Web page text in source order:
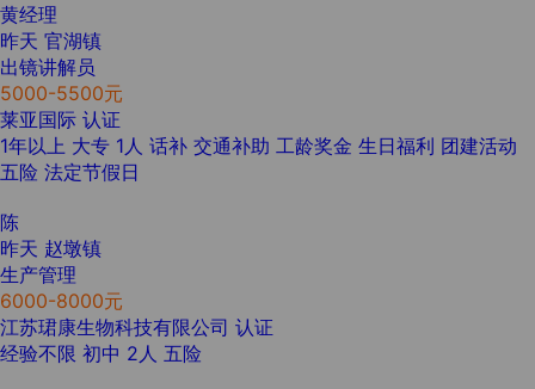
黄经理
昨天 官湖镇
出镜讲解员
5000-5500元
莱亚国际 认证
1年以上 大专 1人 话补 交通补助 工龄奖金 生日福利 团建活动
五险 法定节假日
陈
昨天 赵墩镇
生产管理
6000-8000元
江苏珺康生物科技有限公司 认证
经验不限 初中 2人 五险